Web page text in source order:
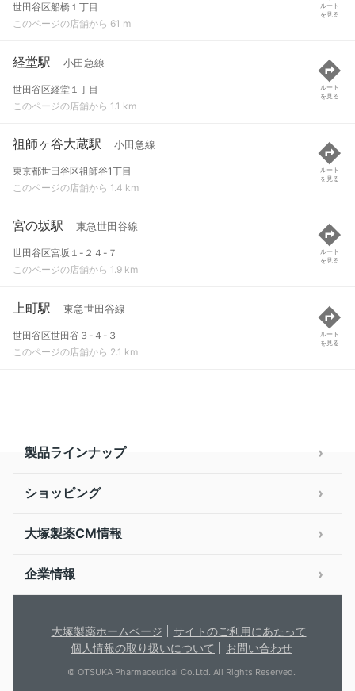
世田谷区船橋１丁目
このページの店舗から 61 m
ルート
を見る
経堂駅 小田急線
世田谷区経堂１丁目
このページの店舗から 1.1 km
ルート
を見る
祖師ヶ谷大蔵駅 小田急線
東京都世田谷区祖師谷1丁目
このページの店舗から 1.4 km
ルート
を見る
宮の坂駅 東急世田谷線
世田谷区宮坂１-２４-７
このページの店舗から 1.9 km
ルート
を見る
上町駅 東急世田谷線
世田谷区世田谷３-４-３
このページの店舗から 2.1 km
ルート
を見る
製品ラインナップ
ショッピング
大塚製薬CM情報
企業情報
大塚製薬ホームページ
サイトのご利用にあたって
個人情報の取り扱いについて
お問い合わせ
© OTSUKA Pharmaceutical Co.Ltd. All Rights Reserved.